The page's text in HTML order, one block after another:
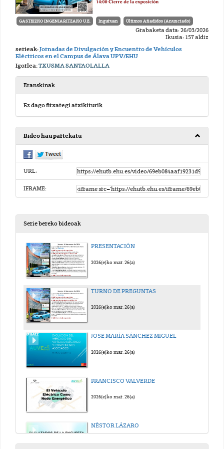
GASTEIZKO INGENIARITZAKO U.E. Inguruan Últimos Añadidos (Anunciado)
Grabaketa data: 26/03/2026
Ikusia: 157 aldiz
serieak:Jornadas de Divulgación y Encuentro de Vehículos
Eléctricos en el Campus de Álava UPV/EHU
Igorlea:TXUSMA SANTAOLALLA
Eranskinak
Ez dago fitxategi atxikiturik
Bideo hau partekatu
URL:
IFRAME:
Serie bereko bideoak
PRESENTACIÓN
2026(e)ko mar. 26(a)
TURNO DE PREGUNTAS
2026(e)ko mar. 26(a)
JOSE MARÍA SÁNCHEZ MIGUEL
2026(e)ko mar. 26(a)
FRANCISCO VALVERDE
2026(e)ko mar. 26(a)
NÉSTOR LÁZARO